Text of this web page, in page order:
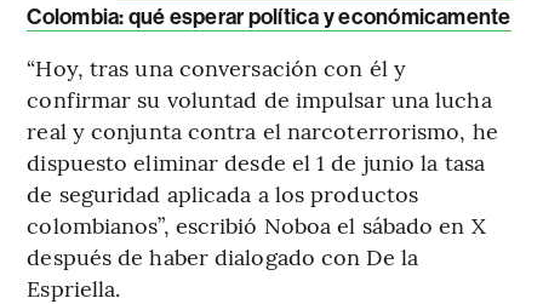
Colombia: qué esperar política y económicamente
“Hoy, tras una conversación con él y
confirmar su voluntad de impulsar una lucha
real y conjunta contra el narcoterrorismo, he
dispuesto eliminar desde el 1 de junio la tasa
de seguridad aplicada a los productos
colombianos”, escribió Noboa el sábado en X
después de haber dialogado con De la
Espriella.